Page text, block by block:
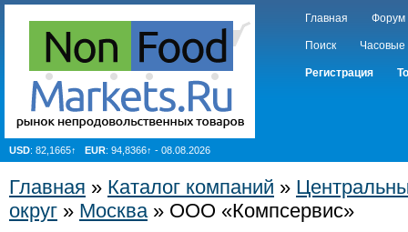
Главная Форум
Поиск Часовые
Регистрация
USD: 82,1665↑ EUR: 94,8366↑ - 08.08.2026
Главная » Каталог компаний »
округ » Москва» ООО «Компсервис»